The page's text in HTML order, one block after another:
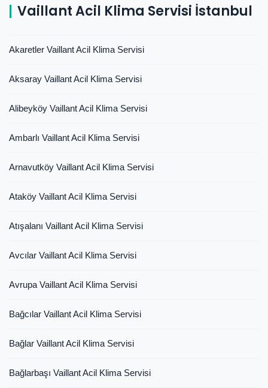
Vaillant Acil Klima Servisi İstanbul
Akaretler Vaillant Acil Klima Servisi
Aksaray Vaillant Acil Klima Servisi
Alibeyköy Vaillant Acil Klima Servisi
Ambarlı Vaillant Acil Klima Servisi
Arnavutköy Vaillant Acil Klima Servisi
Ataköy Vaillant Acil Klima Servisi
Atışalanı Vaillant Acil Klima Servisi
Avcılar Vaillant Acil Klima Servisi
Avrupa Vaillant Acil Klima Servisi
Bağcılar Vaillant Acil Klima Servisi
Bağlar Vaillant Acil Klima Servisi
Bağlarbaşı Vaillant Acil Klima Servisi